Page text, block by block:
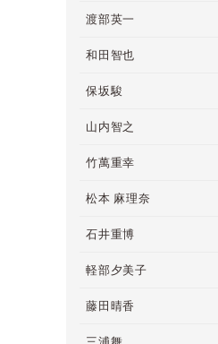
渡部英一
和田智也
保坂駿
山内智之
竹萬重幸
松本 麻理奈
石井重博
軽部夕美子
藤田晴香